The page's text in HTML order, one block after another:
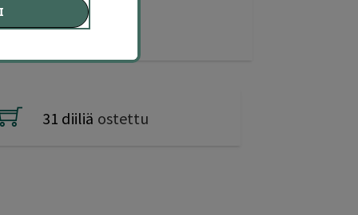
31 diiliä ostettu